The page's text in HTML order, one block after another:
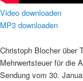
Video downloaden
MP3 downloaden
Christoph Blocher über
Mehrwertsteuer für die
Sendung vom 30.